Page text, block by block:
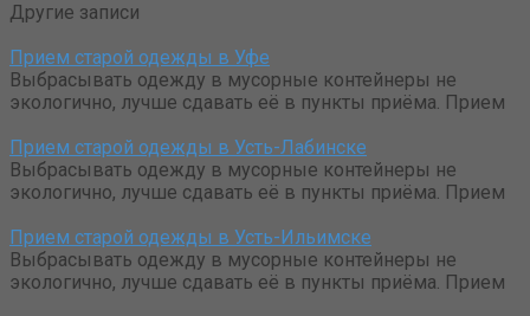
Другие записи
Прием старой одежды в Уфе
Выбрасывать одежду в мусорные контейнеры не
экологично, лучше сдавать её в пункты приёма. Прием
Прием старой одежды в Усть-Лабинске
Выбрасывать одежду в мусорные контейнеры не
экологично, лучше сдавать её в пункты приёма. Прием
Прием старой одежды в Усть-Ильимске
Выбрасывать одежду в мусорные контейнеры не
экологично, лучше сдавать её в пункты приёма. Прием